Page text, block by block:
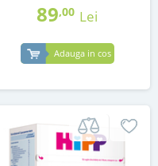
89,00 Lei
Adauga in cos